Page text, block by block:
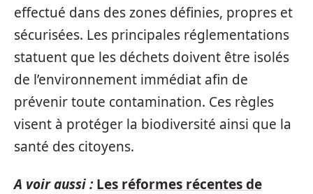
effectué dans des zones définies, propres et
sécurisées. Les principales réglementations
statuent que les déchets doivent être isolés
de l’environnement immédiat afin de
prévenir toute contamination. Ces règles
visent à protéger la biodiversité ainsi que la
santé des citoyens.
A voir aussi : Les réformes récentes de